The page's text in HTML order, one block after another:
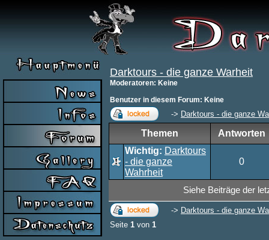
Darktours - die ganze Warheit
Moderatoren: Keine
Benutzer in diesem Forum: Keine
-> Darktours - die ganze
Themen
Antworten
Wichtig: Darktours
- die ganze
Wahrheit
0
Siehe Beiträge der
-> Darktours - die ganze
Seite 1 von 1